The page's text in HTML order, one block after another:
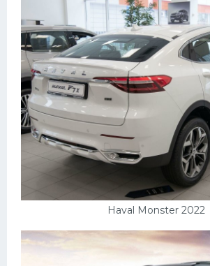
Haval Monster 2022